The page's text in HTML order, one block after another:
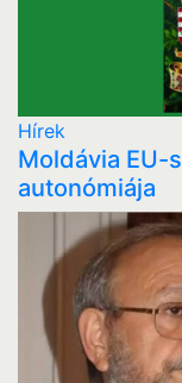
Hírek
Moldávia EU-
autonómiája